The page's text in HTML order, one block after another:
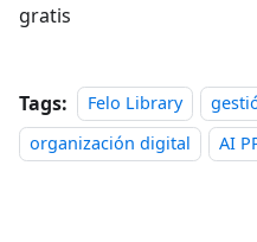
gratis
Tags: Felo Library
organización digital
AI